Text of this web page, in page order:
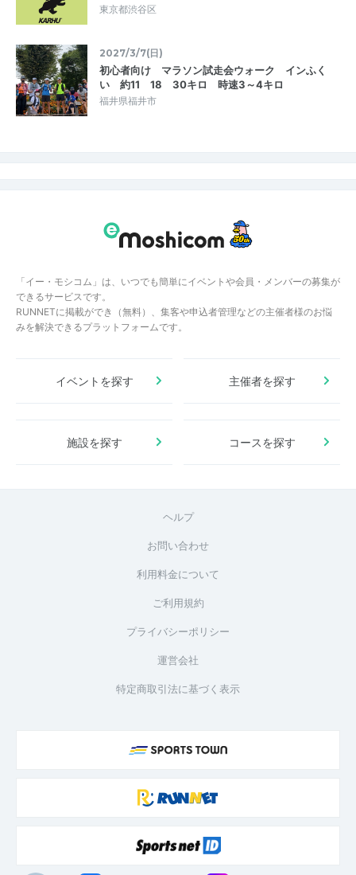
東京都渋谷区
2027/3/7(日)
初心者向け マラソン試走会ウォーク インふく
い 約11 18 30キロ 時速3～4キロ
福井県福井市
「イー・モシコム」は、いつでも簡単にイベントや会員・メンバーの募集が
できるサービスです。
RUNNETに掲載ができ（無料）、集客や申込者管理などの主催者様のお悩
みを解決できるプラットフォームです。
イベントを探す 主催者を探す
施設を探す コースを探す
ヘルプ
お問い合わせ
利用料金について
ご利用規約
プライバシーポリシー
運営会社
特定商取引法に基づく表示